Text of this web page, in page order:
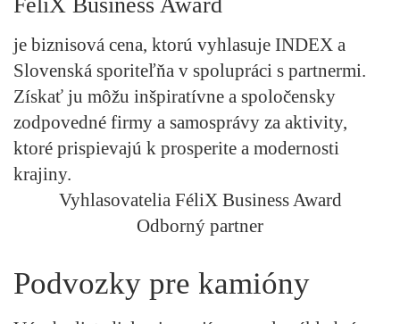
je biznisová cena, ktorú vyhlasuje INDEX a
Slovenská sporiteľňa v spolupráci s partnermi.
Získať ju môžu inšpiratívne a spoločensky
zodpovedné firmy a samosprávy za aktivity,
ktoré prispievajú k prosperite a modernosti
krajiny.
Vyhlasovatelia FéliX Business Award
Odborný partner
Podvozky pre kamióny